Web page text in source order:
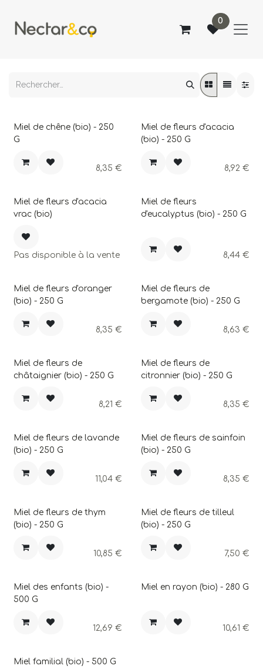
0
Miel de chêne (bio) - 250
G
8,35 €
Miel de fleurs d'acacia
(bio) - 250 G
8,92 €
Miel de fleurs d'acacia
vrac (bio)
Pas disponible à la vente
Miel de fleurs
d'eucalyptus (bio) - 250 G
8,44€
Miel de fleurs d'oranger
(bio) - 250 G
8,35 €
Miel de fleurs de
bergamote (bio) - 250 G
8,63 €
Miel de fleurs de
châtaignier (bio) - 250 G
8,21 €
Miel de fleurs de
citronnier (bio) - 250 G
8,35 €
Miel de fleurs de lavande
(bio) - 250 G
11,04€
Miel de fleurs de sainfoin
(bio) - 250 G
8,35 €
Miel de fleurs de thym
(bio) - 250 G
10,85 €
Miel de fleurs de tilleul
(bio) - 250 G
7,50 €
Miel des enfants (bio) -
500 G
12,69 €
Nouveau !
Miel en rayon (bio) - 280 G
10,61 €
Miel familial (bio) - 500 G